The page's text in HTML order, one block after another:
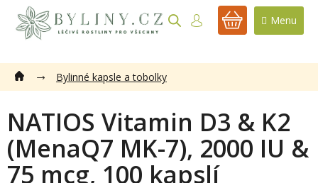
obsah
NÁKUPNÍ
Bylinné kapsle a tobolky
NATIOS Vitamin D3 & K2
(MenaQ7 MK-7), 2000 IU &
75 mcg, 100 kapslí